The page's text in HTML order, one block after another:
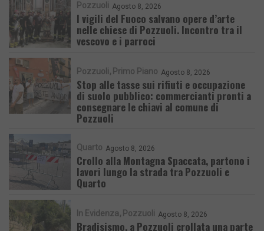
Pozzuoli Agosto 8, 2026
I vigili del Fuoco salvano opere d’arte
nelle chiese di Pozzuoli. Incontro tra il
vescovo e i parroci
Pozzuoli Primo Piano Agosto 8, 2026
Stop alle tasse sui rifiuti e occupazione
di suolo pubblico: commercianti pronti a
consegnare le chiavi al comune di
Pozzuoli
Quarto Agosto 8, 2026
Crollo alla Montagna Spaccata, partono i
lavori lungo la strada tra Pozzuoli e
Quarto
In Evidenza Pozzuoli Agosto 8, 2026
Bradisismo, a Pozzuoli crollata una parte